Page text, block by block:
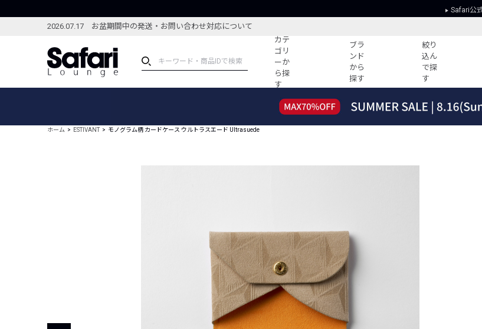
Safari公
2026.07.17 お盆期間中の発送・お問い合わせ対応について
カテ
ゴリ
ーか
ら探
す
ブラ
ンド
から
探す
絞り
込ん
で探
す
ブランドから探す
特集記事
すべての記事
今週の別注アイテム
ウィークリーコーデ
レコメンドアイテム
ピックアップアイテム
フォーカスブランド
セールおすすめアイテム
ホーム ESTIVANT モノグラム柄 カードケース ウルトラスエード Ultrasuede